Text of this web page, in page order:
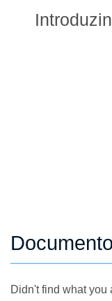
Didn't find what you